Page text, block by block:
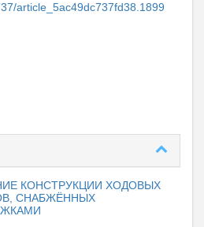
article_5ac49dc737fd38.1899
КОНСТРУКЦИИ ХОДОВЫХ
СНАБЖЁННЫХ